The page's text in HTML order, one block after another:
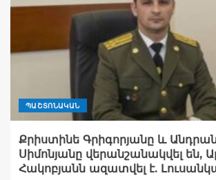
ՊԱՇՏՈՆԱԿԱՆ
Քրիստինե Գրիգորյանը և
Սիմոնյանը վերանշանակվել են,
Հակոբյանն ազատվել է.